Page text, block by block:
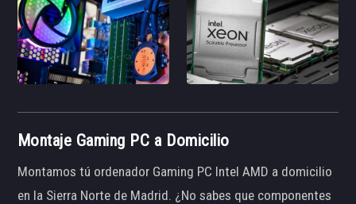
Montaje Gaming PC a Domicilio
Montamos tú ordenador Gaming PC Intel AMD a domicilio
en la Sierra Norte de Madrid. ¿No sabes que componentes